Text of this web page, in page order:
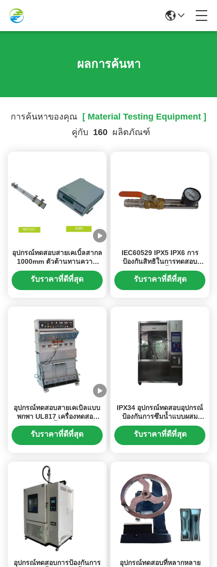
ผลการค้นหา
การค้นหาของคุณ [ Material Testing Equipment ]
คู่กับ 160 ผลิตภัณฑ์
อุปกรณ์ทดสอบสายเคเบิ้ลสากล
1000mm ตัวต้านทานความ
ต้านทานต่อการทดสอบตัวยึด
รับราคาที่ดีที่สุด
IEC60529 IPX5 IPX6 การ
ป้องกันสิทธิในการทดสอบ
อุปกรณ์มือถือดำน้ำหัวฉีด Dia
6.3mm / 12.5mm
รับราคาที่ดีที่สุด
อุปกรณ์ทดสอบสายเคเบิลแบบ
พกพา UL817 เครื่องทดสอบ
การเก็บรักษาเสื้อแจ็คเก็ตเครื่อง
ทดสอบการดึงอย่างฉับพลัน
รับราคาที่ดีที่สุด
IPX34 อุปกรณ์ทดสอบอุปกรณ์
ป้องกันการซึมน้ำแบบผสม
ผสาน 576L Chamber IEC
60529
รับราคาที่ดีที่สุด
อุปกรณ์ทดสอบการป้องกันการ
อุปกรณ์ทดสอบที่หลากหลาย